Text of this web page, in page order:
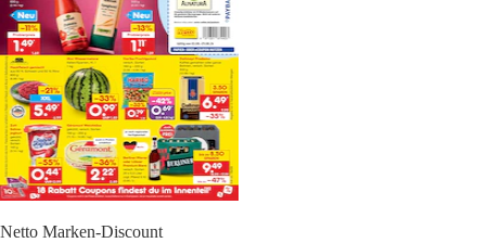
Netto Marken-Discount